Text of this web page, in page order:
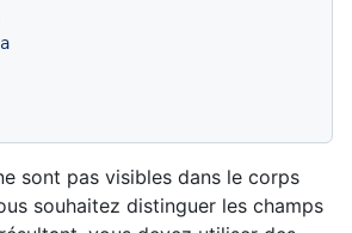
sont pas visibles dans le corps
souhaitez distinguer les champs